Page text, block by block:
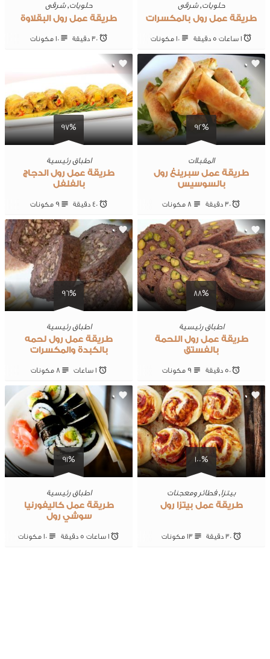
حلويات,شرقى
طريقة عمل رول بالمكسرات
1 ساعات 5 ‎دقيقة 10 ‎مكونات
حلويات,شرقى
طريقة عمل رول البقلاوة
30 ‎دقيقة 10 ‎مكونات
92%
0
المقبلات
طريقة عمل سبرينغ رول
بالسوسيس
30 ‎دقيقة 8 ‎مكونات
97%
0
اطباق رئيسية
طريقة عمل رول الدجاج
بالفلفل
40 ‎دقيقة 9 ‎مكونات
88%
0
اطباق رئيسية
طريقة عمل رول اللحمة
بالفستق
50 ‎دقيقة 9 ‎مكونات
96%
0
اطباق رئيسية
طريقة عمل رول لحمه
بالكبدة والمكسرات
1 ساعات 8 ‎مكونات
100%
0
بيتزا,فطائر ومعجنات
طريقة عمل بيتزا رول
30 ‎دقيقة 13 ‎مكونات
91%
0
اطباق رئيسية
طريقة عمل كاليفورنيا
سوشي رول
1 ساعات 5 ‎دقيقة 10 ‎مكونات